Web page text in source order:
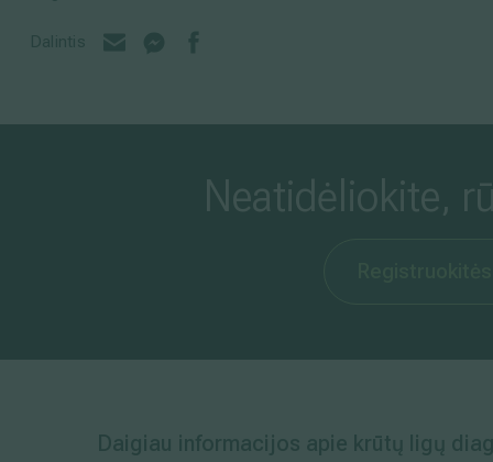
Dalintis
Neatidėliokite,
Daigiau informacijos apie krūtų ligų